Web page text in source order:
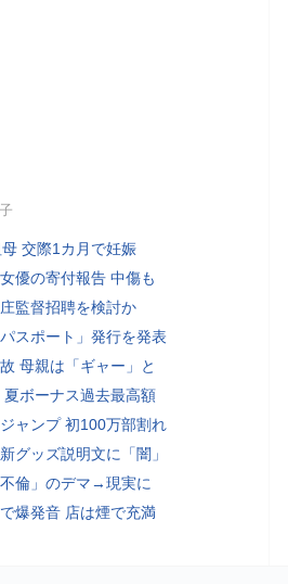
交際1カ月で妊娠
優の寄付報告 中傷も
監督招聘を検討か
スポート」発行を発表
母親は「ギャー」と
夏ボーナス過去最高額
ャンプ 初100万部割れ
グッズ説明文に「闇」
不倫」のデマ→現実に
爆発音 店は煙で充満